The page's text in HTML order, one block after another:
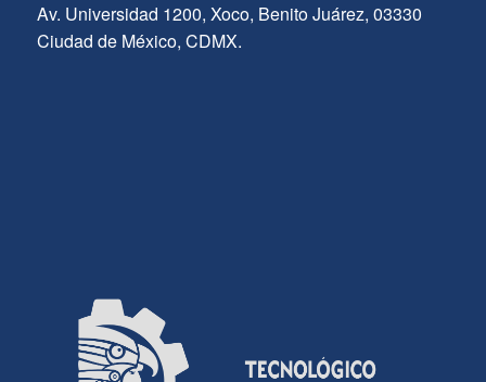
Av. Universidad 1200, Xoco, Benito Juárez, 03330
Ciudad de México, CDMX.